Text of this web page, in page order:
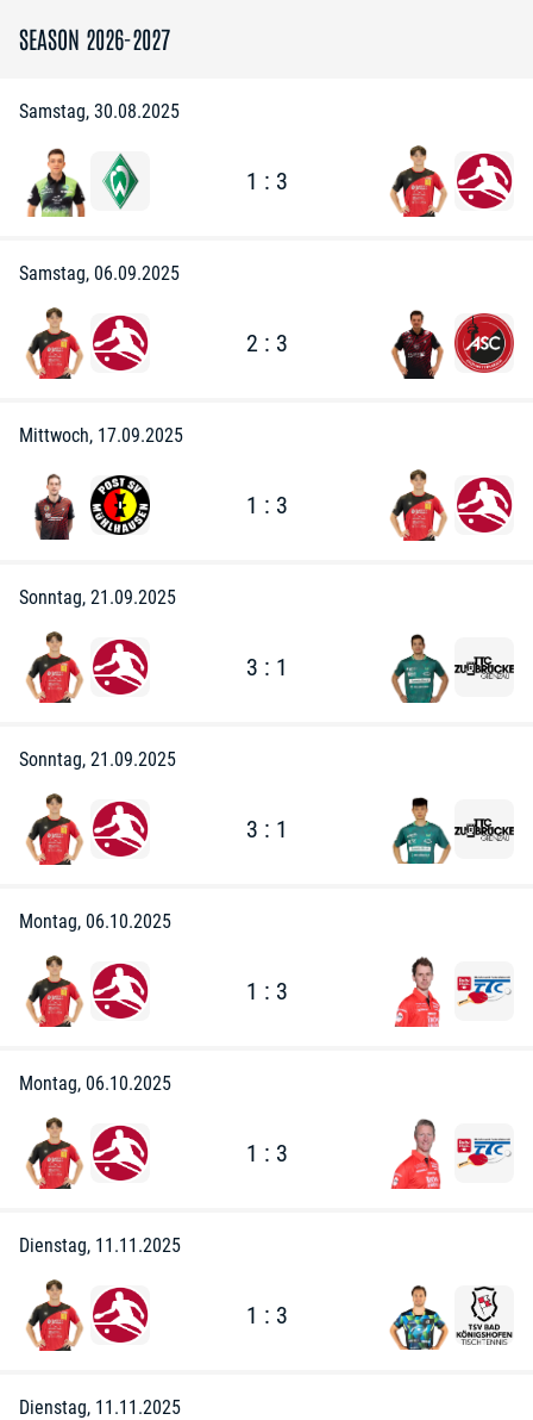
SEASON 2026-2027
Samstag, 30.08.2025
1 : 3
Samstag, 06.09.2025
2 : 3
Mittwoch, 17.09.2025
1 : 3
Sonntag, 21.09.2025
3 : 1
Sonntag, 21.09.2025
3 : 1
Montag, 06.10.2025
1 : 3
Montag, 06.10.2025
1 : 3
Dienstag, 11.11.2025
1 : 3
Dienstag, 11.11.2025